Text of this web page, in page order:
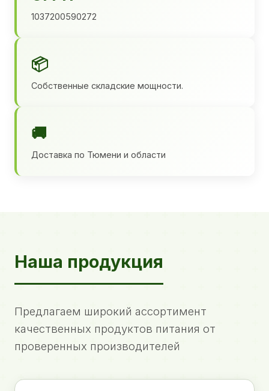
1037200590272
📦
Собственные складские мощности.
🚚
Доставка по Тюмени и области
Наша продукция
Предлагаем широкий ассортимент
качественных продуктов питания от
проверенных производителей